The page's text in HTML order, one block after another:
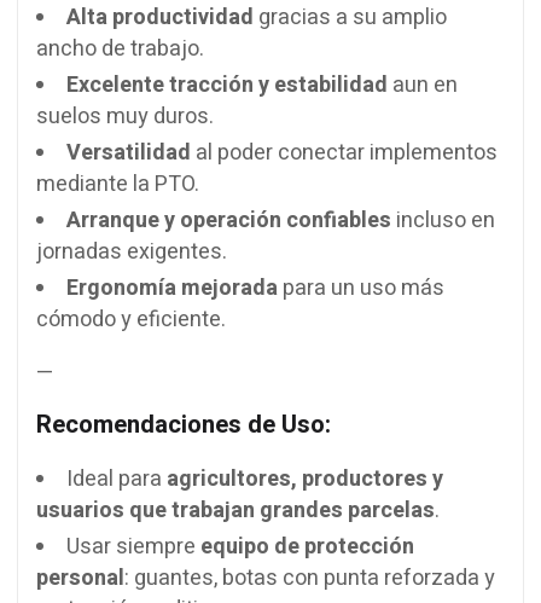
Alta productividad gracias a su amplio
ancho de trabajo.
Excelente tracción y estabilidad aun en
suelos muy duros.
Versatilidad al poder conectar implementos
mediante la PTO.
Arranque y operación confiables incluso en
jornadas exigentes.
Ergonomía mejoradapara un uso más
cómodo y eficiente.
—
Recomendaciones de Uso:
Ideal para agricultores, productores y
usuarios que trabajan grandes parcelas.
Usar siempre equipo de protección
personal: guantes, botas con punta reforzada y